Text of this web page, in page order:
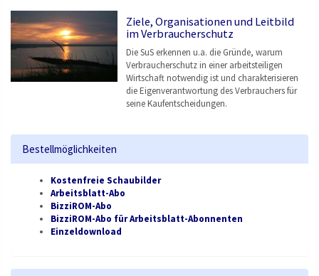
Ziele, Organisationen und Leitbild
im Verbraucherschutz
Die SuS erkennen u.a. die Gründe, warum
Verbraucherschutz in einer arbeitsteiligen
Wirtschaft notwendig ist und charakterisieren
die Eigenverantwortung des Verbrauchers für
seine Kaufentscheidungen.
Bestellmöglichkeiten
Kostenfreie Schaubilder
Arbeitsblatt-Abo
BizziROM-Abo
BizziROM-Abo für Arbeitsblatt-Abonnenten
Einzeldownload